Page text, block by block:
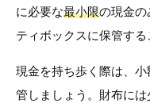
に必要な最小限の現金の
ティボックスに保管する
現金を持ち歩く際は、
管しましょう。財布に